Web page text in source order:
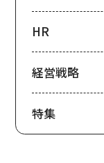
HR
経営戦略
特集